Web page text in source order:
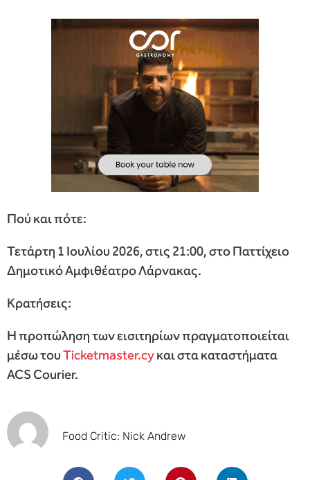
Πού και πότε:
Τετάρτη 1 Ιουλίου 2026, στις 21:00, στο Παττίχειο
Δημοτικό Αμφιθέατρο Λάρνακας.
Κρατήσεις:
Η προπώληση των εισιτηρίων πραγματοποιείται
μέσω τουTicketmaster.cyκαι στα καταστήματα
ACS Courier.
Food Critic: Nick Andrew